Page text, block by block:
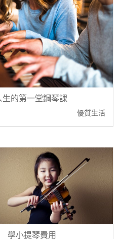
的第一堂鋼琴課
優質生活
學小提琴費用